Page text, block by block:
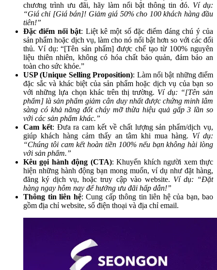
chương trình ưu đãi, hãy làm nổi bật thông tin đó. Ví dụ:
“Giá chỉ [Giá bán]! Giảm giá 50% cho 100 khách hàng đầu
tiên!”
Đặc điểm nổi bật: Liệt kê một số đặc điểm đáng chú ý của
sản phẩm hoặc dịch vụ, làm cho nó nổi bật hơn so với các đối
thủ. Ví dụ: “[Tên sản phẩm] được chế tạo từ 100% nguyên
liệu thiên nhiên, không có hóa chất bảo quản, đảm bảo an
toàn cho sức khỏe.”
USP (Unique Selling Proposition): Làm nổi bật những điểm
đặc sắc và khác biệt của sản phẩm hoặc dịch vụ của bạn so
với những lựa chọn khác trên thị trường. Ví dụ: “[Tên sản
phẩm] là sản phẩm giảm cân duy nhất được chứng minh lâm
sàng có khả năng đốt cháy mỡ thừa hiệu quả gấp 3 lần so
với các sản phẩm khác.”
Cam kết: Đưa ra cam kết về chất lượng sản phẩm/dịch vụ,
giúp khách hàng cảm thấy an tâm khi mua hàng. Ví dụ:
“Chúng tôi cam kết hoàn tiền 100% nếu bạn không hài lòng
với sản phẩm.”
Kêu gọi hành động (CTA): Khuyến khích người xem thực
hiện những hành động bạn mong muốn, ví dụ như đặt hàng,
đăng ký dịch vụ, hoặc truy cập vào website. Ví dụ: “Đặt
hàng ngay hôm nay để hưởng ưu đãi hấp dẫn!”
Thông tin liên hệ: Cung cấp thông tin liên hệ của bạn, bao
gồm địa chỉ website, số điện thoại và địa chỉ email.